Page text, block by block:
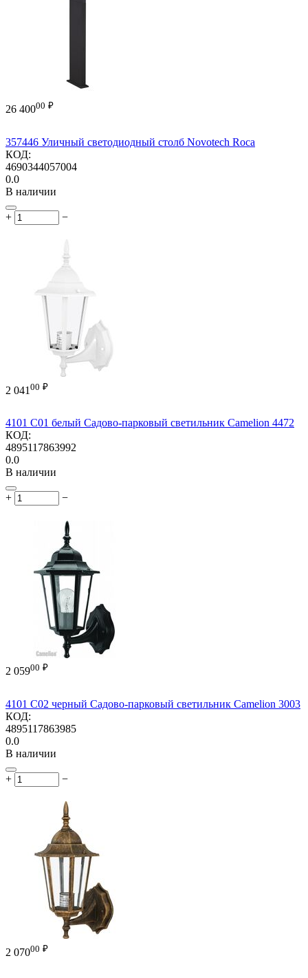
26 40000 ₽
357446 Уличный светодиодный столб Novotech Roca
КОД:
4690344057004
0.0
В наличии
+ −
2 041 00 ₽
4101 C01 белый Садово-парковый светильник Camelion 4472
КОД:
4895117863992
0.0
В наличии
+ −
2 05900 ₽
4101 C02 черный Садово-парковый светильник Camelion 3003
КОД:
4895117863985
0.0
В наличии
+ −
2 07000 ₽